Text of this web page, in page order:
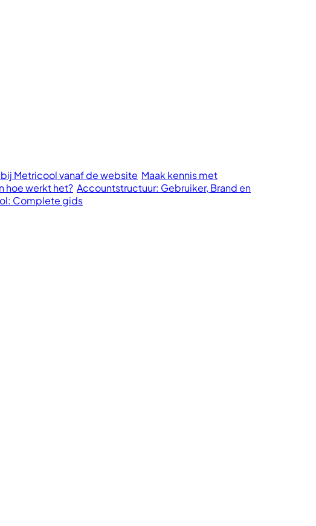
Metricool vanaf de website Maak kennis met
hoe werkt het? Accountstructuur: Gebruiker, Brand en
Complete gids